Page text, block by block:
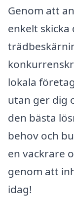
Genom att
enkelt
lokala
utan ger dig
den bästa
behov och
en vackrare
genom att
idag!